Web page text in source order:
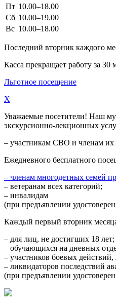
Пт 10.00–18.00
Сб 10.00–19.00
Вс 10.00–18.00
Последний вторник каждого
Касса прекращает работу за 30
Льготное посещение
X
Уважаемые посетители! Наш
экскурсионно-лекционных
– участникам СВО и членам их
Ежедневного бесплатного
– членам многодетных семей
– ветеранам всех категорий;
– инвалидам
(при предъявлении
Каждый первый вторник
– для лиц, не достигших 18 лет;
– обучающихся на дневных
– участников боевых
– ликвидаторов последствий
(при предъявлении